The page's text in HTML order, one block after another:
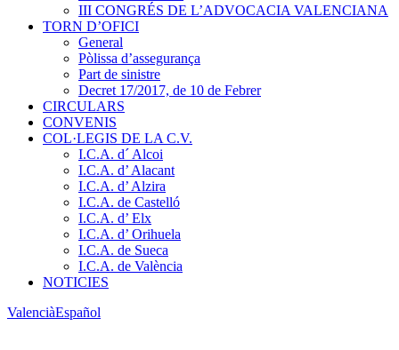
III CONGRÉS DE L’ADVOCACIA VALENCIANA
TORN D’OFICI
General
Pòlissa d’assegurança
Part de sinistre
Decret 17/2017, de 10 de Febrer
CIRCULARS
CONVENIS
COL·LEGIS DE LA C.V.
I.C.A. d´ Alcoi
I.C.A. d’ Alacant
I.C.A. d’ Alzira
I.C.A. de Castelló
I.C.A. d’ Elx
I.C.A. d’ Orihuela
I.C.A. de Sueca
I.C.A. de València
NOTICIES
ValenciàEspañol